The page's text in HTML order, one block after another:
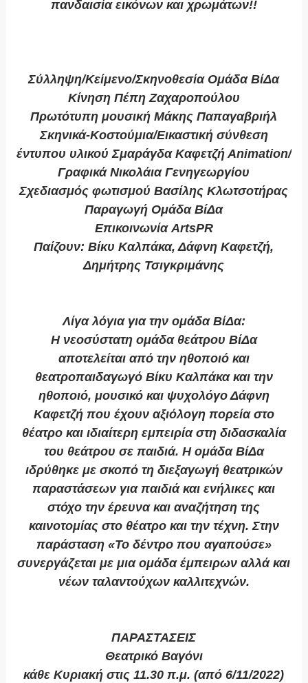
πανδαισία εικόνων και χρωμάτων!!
Σύλληψη/Κείμενο/Σκηνοθεσία Ομάδα ΒίΔα
Κίνηση Πέπη Ζαχαροπούλου
Πρωτότυπη μουσική Μάκης Παπαγαβριήλ
Σκηνικά-Κοστούμια/Εικαστική σύνθεση
έντυπου υλικού Σμαράγδα Καφετζή Αnimation/
Γραφικά Νικολάια Γενηγεωργίου
Σχεδιασμός φωτισμού Βασίλης Κλωτσοτήρας
Παραγωγή Ομάδα ΒίΔα
Επικοινωνία ArtsPR
Παίζουν: Βίκυ Καλπάκα, Δάφνη Καφετζή,
Δημήτρης Τσιγκριμάνης
Λίγα λόγια για την ομάδα ΒίΔα:
Η νεοσύστατη ομάδα θεάτρου ΒίΔα
αποτελείται από την ηθοποιό και
θεατροπαιδαγωγό Βίκυ Καλπάκα και την
ηθοποιό, μουσικό και ψυχολόγο Δάφνη
Καφετζή που έχουν αξιόλογη πορεία στο
θέατρο και ιδιαίτερη εμπειρία στη διδασκαλία
του θεάτρου σε παιδιά. Η ομάδα ΒίΔα
ιδρύθηκε με σκοπό τη διεξαγωγή θεατρικών
παραστάσεων για παιδιά και ενήλικες και
στόχο την έρευνα και αναζήτηση της
καινοτομίας στο θέατρο και την τέχνη. Στην
παράσταση «Το δέντρο που αγαπούσε»
συνεργάζεται με μια ομάδα έμπειρων αλλά και
νέων ταλαντούχων καλλιτεχνών.
ΠΑΡΑΣΤΑΣΕΙΣ
Θεατρικό Βαγόνι
κάθε Κυριακή στις 11.30 π.μ. (από 6/11/2022)